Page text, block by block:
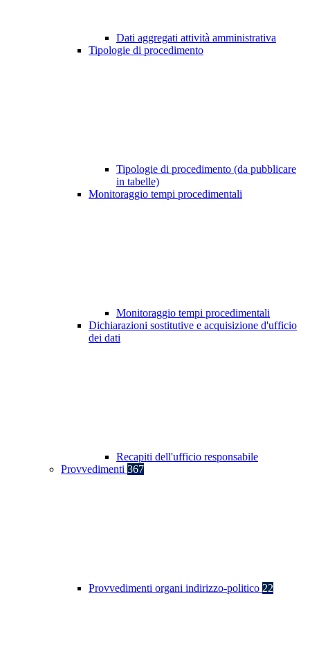
Dati aggregati attività amministrativa
Tipologie di procedimento
Tipologie di procedimento (da pubblicare
in tabelle)
Monitoraggio tempi procedimentali
Monitoraggio tempi procedimentali
Dichiarazioni sostitutive e acquisizione d'ufficio
dei dati
Recapiti dell'ufficio responsabile
Provvedimenti 367
Provvedimenti organi indirizzo-politico 22